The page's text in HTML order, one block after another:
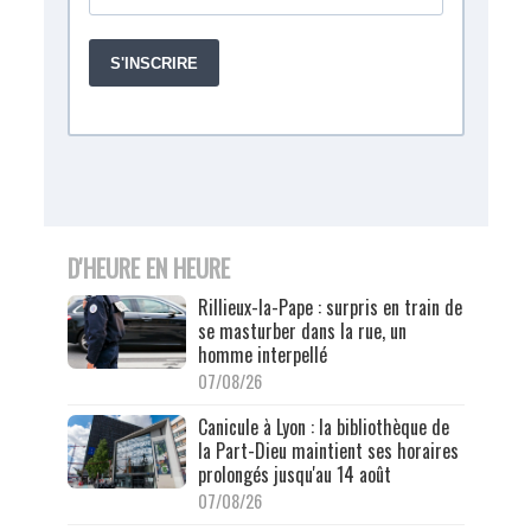
D'HEURE EN HEURE
Rillieux-la-Pape : surpris en train de
se masturber dans la rue, un
homme interpellé
07/08/26
Canicule à Lyon : la bibliothèque de
la Part-Dieu maintient ses horaires
prolongés jusqu'au 14 août
07/08/26